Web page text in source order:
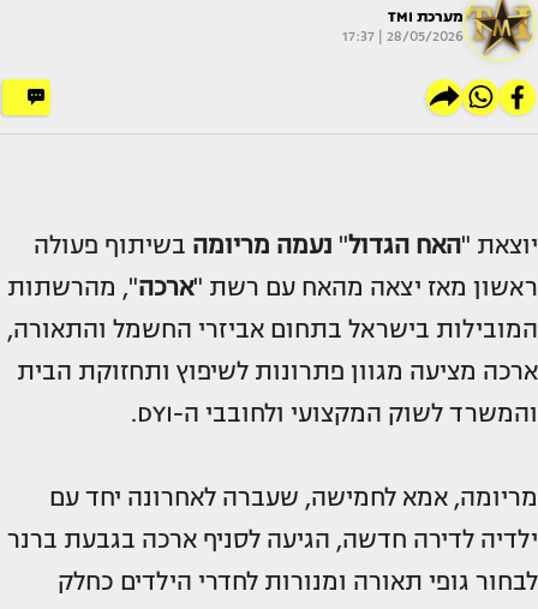
מערכת TMI
28/05/2026 | 17:37
יוצאת "האח הגדול" נעמה מריומה בשיתוף פעולה
ראשון מאז יצאה מהאח עם רשת "ארכה", מהרשתות
המובילות בישראל בתחום אביזרי החשמל והתאורה,
ארכה מציעה מגוון פתרונות לשיפוץ ותחזוקת הבית
והמשרד לשוק המקצועי ולחובבי ה-DYI.
מריומה, אמא לחמישה, שעברה לאחרונה יחד עם
ילדיה לדירה חדשה, הגיעה לסניף ארכה בגבעת ברנר
לבחור גופי תאורה ומנורות לחדרי הילדים כחלק